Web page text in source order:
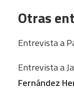
Otras
Entrevista a
Entrevista a
Fernández